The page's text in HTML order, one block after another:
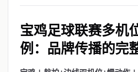
宝鸡足球联赛多机
例：品牌传播的完